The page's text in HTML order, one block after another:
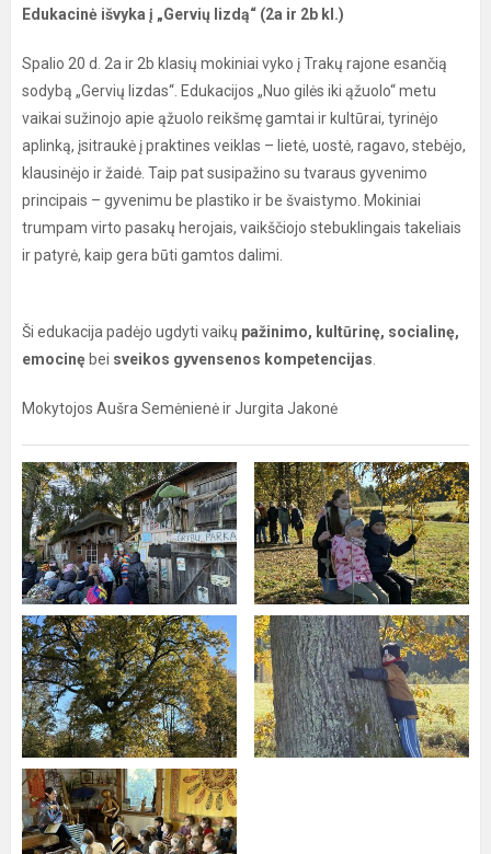
Edukacinė išvyka į „Gervių lizdą“ (2a ir 2b kl.)
Spalio 20 d. 2a ir 2b klasių mokiniai vyko į Trakų rajone esančią
sodybą „Gervių lizdas“. Edukacijos „Nuo gilės iki ąžuolo“ metu
vaikai sužinojo apie ąžuolo reikšmę gamtai ir kultūrai, tyrinėjo
aplinką, įsitraukė į praktines veiklas – lietė, uostė, ragavo, stebėjo,
klausinėjo ir žaidė. Taip pat susipažino su tvaraus gyvenimo
principais – gyvenimu be plastiko ir be švaistymo. Mokiniai
trumpam virto pasakų herojais, vaikščiojo stebuklingais takeliais
ir patyrė, kaip gera būti gamtos dalimi.
Ši edukacija padėjo ugdyti vaikų pažinimo, kultūrinę, socialinę,
emocinę bei sveikos gyvensenos kompetencijas
Mokytojos Aušra Semėnienė ir Jurgita Jakonė